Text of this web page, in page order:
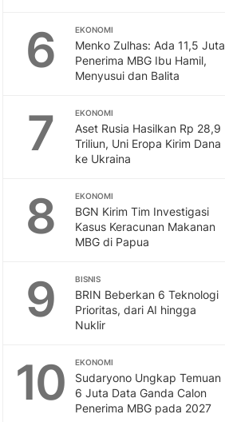
6 EKONOMI
Menko Zulhas: Ada 11,5 Juta
Penerima MBG Ibu Hamil,
Menyusui dan Balita
7 EKONOMI
Aset Rusia Hasilkan Rp 28,9
Triliun, Uni Eropa Kirim Dana
ke Ukraina
8 EKONOMI
BGN Kirim Tim Investigasi
Kasus Keracunan Makanan
MBG di Papua
9 BISNIS
BRIN Beberkan 6 Teknologi
Prioritas, dari AI hingga
Nuklir
10 EKONOMI
Sudaryono Ungkap Temuan
6 Juta Data Ganda Calon
Penerima MBG pada 2027